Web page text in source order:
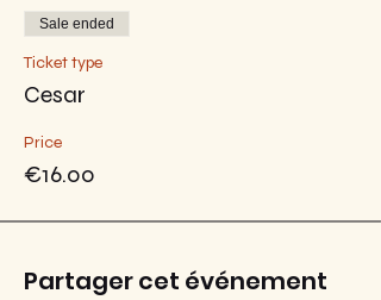
Sale ended
Ticket type
Cesar
Price
€16.00
Partager cet événement